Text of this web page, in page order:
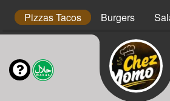
Pizzas Tacos Burgers